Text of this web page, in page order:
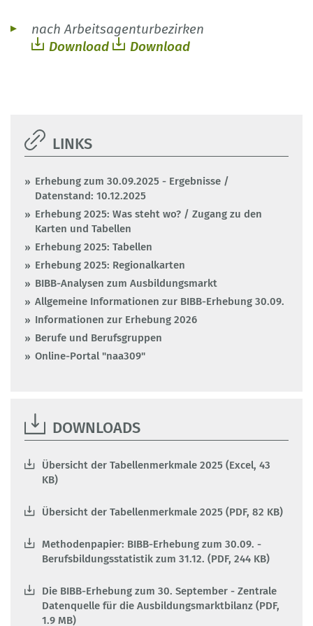
nach Arbeitsagenturbezirken
Download
Download
LINKS
Erhebung zum 30.09.2025 - Ergebnisse /
Datenstand: 10.12.2025
Erhebung 2025: Was steht wo? / Zugang zu den
Karten und Tabellen
Erhebung 2025: Tabellen
Erhebung 2025: Regionalkarten
BIBB-Analysen zum Ausbildungsmarkt
Allgemeine Informationen zur BIBB-Erhebung 30.09.
Informationen zur Erhebung 2026
Berufe und Berufsgruppen
Online-Portal "naa309"
DOWNLOADS
Übersicht der Tabellenmerkmale 2025 (Excel, 43
KB)
Übersicht der Tabellenmerkmale 2025 (PDF, 82 KB)
Methodenpapier: BIBB-Erhebung zum 30.09. -
Berufsbildungsstatistik zum 31.12. (PDF, 244 KB)
Die BIBB-Erhebung zum 30. September - Zentrale
Datenquelle für die Ausbildungsmarktbilanz (PDF,
1.9 MB)